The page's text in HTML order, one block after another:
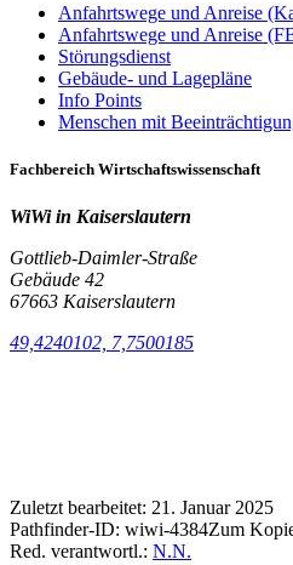
Anfahrtswege und Anreise
Anfahrtswege und Anreise
Störungsdienst
Gebäude- und Lagepläne
Info Points
Menschen mit
Fachbereich Wirtschaftswissenschaft
WiWi in Kaiserslautern
Gottlieb-Daimler-Straße
Gebäude 42
67663 Kaiserslautern
49,4240102, 7,7500185
Zuletzt bearbeitet: 21. Januar 2025
Pathfinder-ID: wiwi-4384Zum
Red. verantwortl.: N.N.